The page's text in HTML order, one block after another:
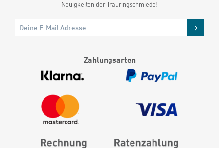
Neuigkeiten der Trauringschmiede!
Zahlungsarten